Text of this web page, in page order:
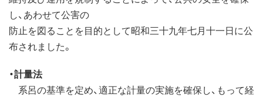
し、あわせて公害の
防止を図ることを目的として昭和三十九年七月十一日に公
布されました。
・計量法
系呂の基準を定め、適正な計量の実施を確保し、もって経